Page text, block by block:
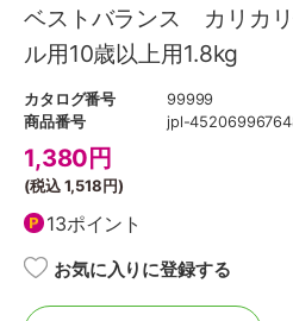
ベストバランス カリカ
ル用10歳以上用1.8kg
カタログ番号
99999
商品番号
jpl-
1,380 円
(税込1,518円)
13ポイント
お気に入りに登録する